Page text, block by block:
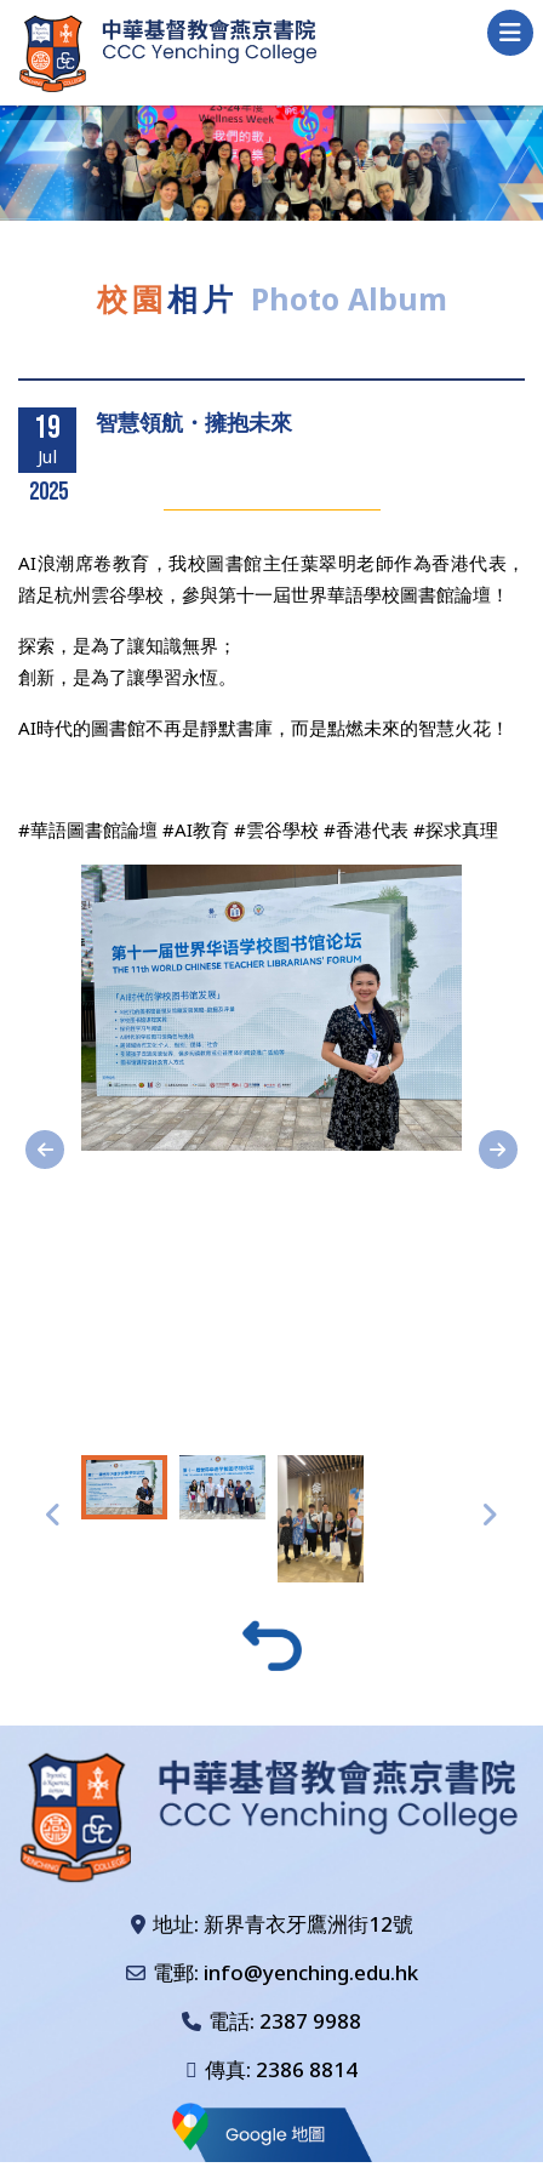
校園相片 Photo Album
19
Jul
2025
智慧領航・擁抱未來
AI浪潮席卷教育，我校圖書館主任葉翠明老師作為香港代表，
踏足杭州雲谷學校，參與第十一屆世界華語學校圖書館論壇！
探索，是為了讓知識無界；
創新，是為了讓學習永恆。
AI時代的圖書館不再是靜默書庫，而是點燃未來的智慧火花！
#華語圖書館論壇 #AI教育 #雲谷學校 #香港代表 #探求真理
地址: 新界青衣牙鷹洲街12號
電郵: info@yenching.edu.hk
電話: 2387 9988
傳真: 2386 8814